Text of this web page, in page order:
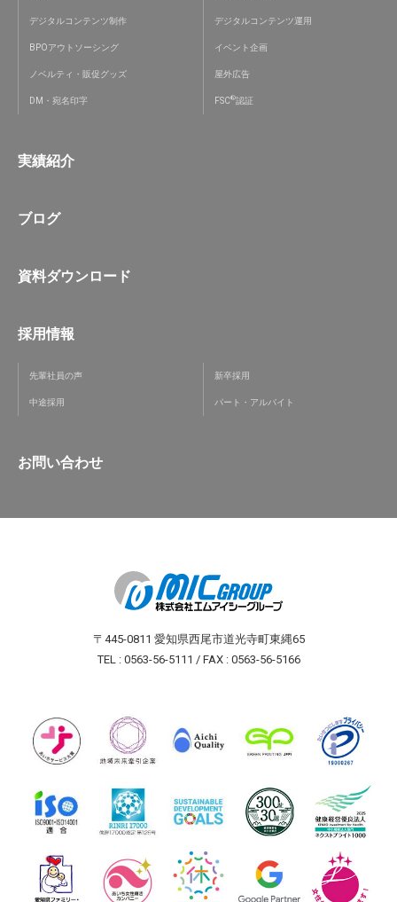
デジタルコンテンツ制作 デジタルコンテンツ運用
BPOアウトソーシング イベント企画
ノベルティ・販促グッズ 屋外広告
DM・宛名印字 FSC®認証
実績紹介
ブログ
資料ダウンロード
採用情報
先輩社員の声 新卒採用
中途採用 パート・アルバイト
お問い合わせ
〒445-0811 愛知県西尾市道光寺町東縄65
TEL : 0563-56-5111 / FAX : 0563-56-5166